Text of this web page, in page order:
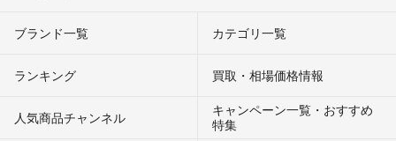
ブランド一覧 カテゴリ一覧
ランキング 買取・相場価格情報
人気商品チャンネル
キャンペーン一覧・おすすめ
特集